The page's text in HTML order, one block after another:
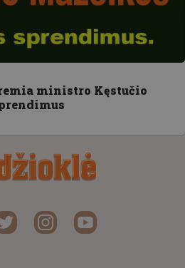
ministro Kęstučio